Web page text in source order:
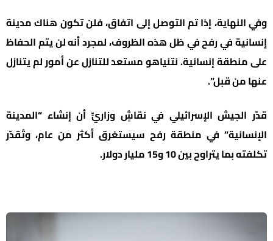
وفي النهاية، إذا تم التوصل إلى اتفاق، فلن تكون هناك مدينة
إنسانية في رفح في ظل هذه الظروف، لمجرد أنه لن يتم الحفاظ
على منطقة إنسانية. نتنياهو مستعد للتنازل عن أمور لم يتنازل
عنها من قبل”.
قدّر الجيش الإسرائيلي في نقاشٍ وزاريٍّ أن إنشاء “المدينة
الإنسانية” في منطقة رفح سيستغرق أكثر من عام، وتُقدّر
تكلفته بما يتراوح بين 10 و15 مليار دولار.